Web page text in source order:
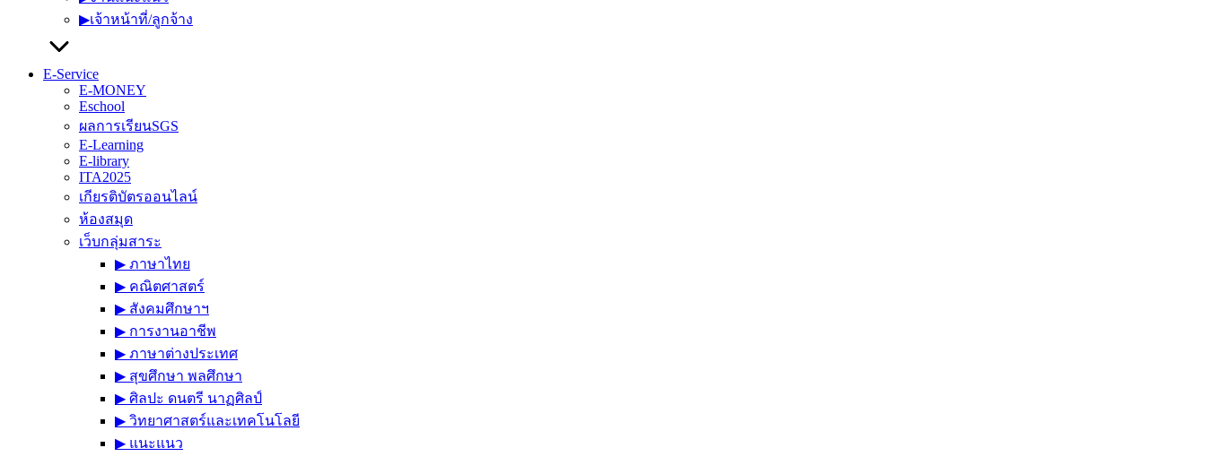
▶︎เจ้าหน้าที่/ลูกจ้าง
E-Service
E-MONEY
Eschool
ผลการเรียนSGS
E-Learning
E-library
ITA2025
เกียรติบัตรออนไลน์
ห้องสมุด
เว็บกลุ่มสาระ
▶︎ ภาษาไทย
▶︎ คณิตศาสตร์
▶︎ สังคมศึกษาฯ
▶︎ การงานอาชีพ
▶︎ ภาษาต่างประเทศ
▶︎ สุขศึกษา พลศึกษา
▶︎ ศิลปะ ดนตรี นาฏศิลป์
▶︎ วิทยาศาสตร์และเทคโนโลยี
▶︎ แนะแนว